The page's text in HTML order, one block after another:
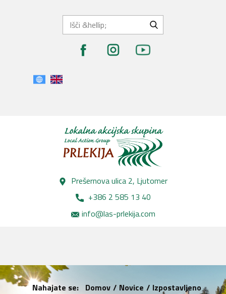
info@las-prlekija.com
+386 2 585 13 40
Prešernova ulica 2, Lj​utomer
Nahajate se: Domov / Novice / Izpostavljeno